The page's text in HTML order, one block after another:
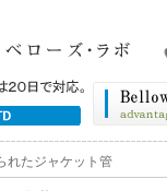
れたジャケット管